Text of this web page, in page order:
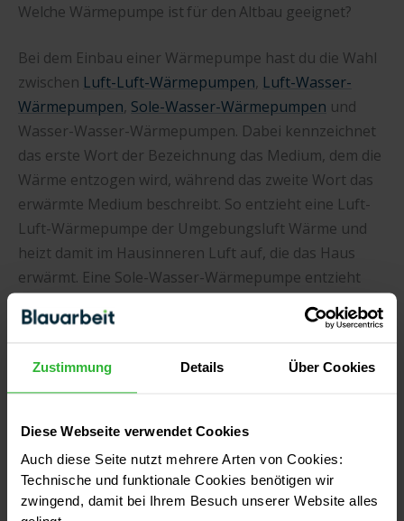
Zustimmung Details Über Cookies
Diese Webseite verwendet Cookies
Auch diese Seite nutzt mehrere Arten von Cookies:
Technische und funktionale Cookies benötigen wir
zwingend, damit bei Ihrem Besuch unserer Website alles
Welche Wärmepumpe ist für den Altbau geeignet?
Bei dem Einbau einer Wärmepumpe hast du die Wahl
zwischen Luft-Luft-Wärmepumpen, Luft-Wasser-
Wärmepumpen, Sole-Wasser-Wärmepumpen und
Wasser-Wasser-Wärmepumpen. Dabei kennzeichnet
das erste Wort der Bezeichnung das Medium, dem die
Wärme entzogen wird, während das zweite Wort das
erwärmte Medium beschreibt. So entzieht eine Luft-
Luft-Wärmepumpe der Umgebungsluft Wärme und
heizt damit im Hausinneren Luft auf, die das Haus
erwärmt. Eine Sole-Wasser-Wärmepumpe entzieht
dem Erdreich über Erdkollektoren Wärme, während
eine Wasser-Wasser-Wärmepumpe über eine Sonde
Wenn es um den Einbau von Wärmepumpen im
vorteilhaft, denn diese bewahren auch an kalten
Wintertagen einen hohen Wirkungsgrad.
Wärmepumpen dieser Art benötigen jedoch eine